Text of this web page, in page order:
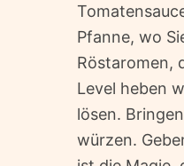
Pfanne, wo
Röstaromen,
Level heben
lösen.
würzen.